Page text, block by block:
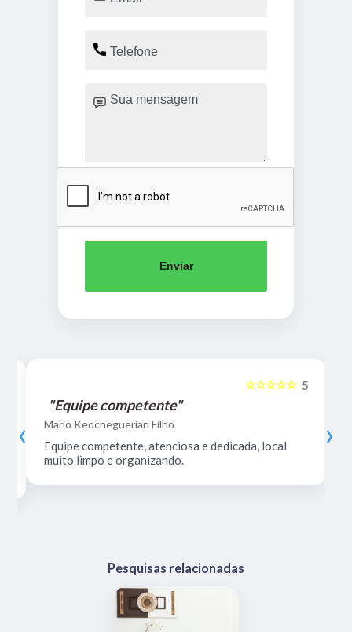
Enviar
5
☆☆☆☆☆
"Equipe competente"
Mario Keocheguerian Filho
Equipe competente, atenciosa e dedicada, local
muito limpo e organizando.
‹ ›
Pesquisas relacionadas